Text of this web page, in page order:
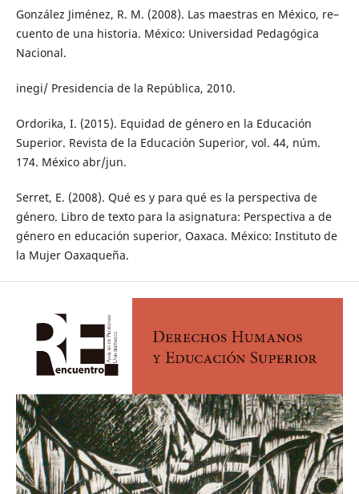
González Jiménez, R. M. (2008). Las maestras en México, re–
cuento de una historia. México: Universidad Pedagógica
Nacional.
inegi/ Presidencia de la República, 2010.
Ordorika, I. (2015). Equidad de género en la Educación
Superior. Revista de la Educación Superior, vol. 44, núm.
174. México abr/jun.
Serret, E. (2008). Qué es y para qué es la perspectiva de
género. Libro de texto para la asignatura: Perspectiva a de
género en educación superior, Oaxaca. México: Instituto de
la Mujer Oaxaqueña.